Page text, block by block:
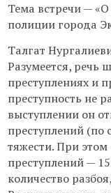
Тема встречи —
полиции города
Талгат
Разумеется, речь
преступлениях и
преступность не
выступлении он
преступлений (по
тяжести. При этом
преступлений —
количество